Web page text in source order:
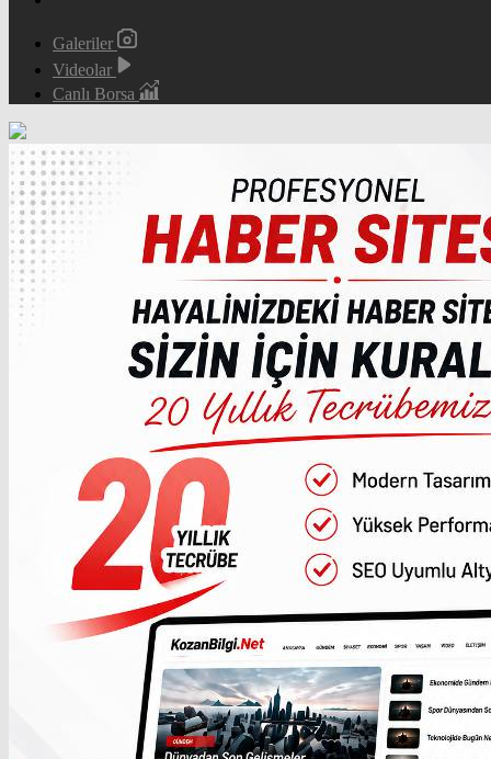
Galeriler
Videolar
Canlı Borsa